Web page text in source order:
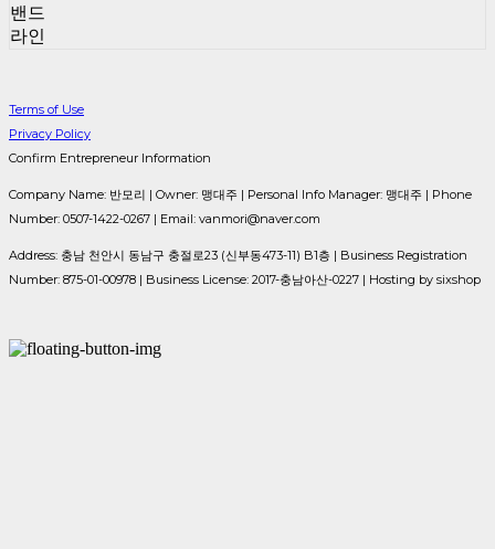
밴드
라인
Terms of Use
Privacy Policy
Confirm Entrepreneur Information
Company Name: 반모리 | Owner: 맹대주 | Personal Info Manager: 맹대주 | Phone
Number: 0507-1422-0267 | Email: vanmori@naver.com
Address: 충남 천안시 동남구 충절로23 (신부동473-11) B1층 | Business Registration
Number: 875-01-00978 | Business License: 2017-충남아산-0227 | Hosting by sixshop